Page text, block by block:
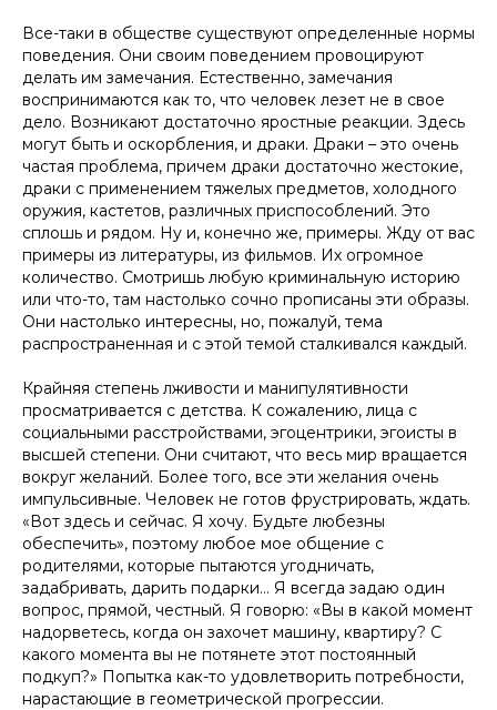
Все-таки в обществе существуют определенные нормы
поведения. Они своим поведением провоцируют
делать им замечания. Естественно, замечания
воспринимаются как то, что человек лезет не в свое
дело. Возникают достаточно яростные реакции. Здесь
могут быть и оскорбления, и драки. Драки – это очень
частая проблема, причем драки достаточно жестокие,
драки с применением тяжелых предметов, холодного
оружия, кастетов, различных приспособлений. Это
сплошь и рядом. Ну и, конечно же, примеры. Жду от вас
примеры из литературы, из фильмов. Их огромное
количество. Смотришь любую криминальную историю
или что-то, там настолько сочно прописаны эти образы.
Они настолько интересны, но, пожалуй, тема
распространенная и с этой темой сталкивался каждый.
Крайняя степень лживости и манипулятивности
просматривается с детства. К сожалению, лица с
социальными расстройствами, эгоцентрики, эгоисты в
высшей степени. Они считают, что весь мир вращается
вокруг желаний. Более того, все эти желания очень
импульсивные. Человек не готов фрустрировать, ждать.
«Вот здесь и сейчас. Я хочу. Будьте любезны
обеспечить», поэтому любое мое общение с
родителями, которые пытаются угодничать,
задабривать, дарить подарки… Я всегда задаю один
вопрос, прямой, честный. Я говорю: «Вы в какой момент
надорветесь, когда он захочет машину, квартиру? С
какого момента вы не потянете этот постоянный
подкуп?» Попытка как-то удовлетворить потребности,
нарастающие в геометрической прогрессии.